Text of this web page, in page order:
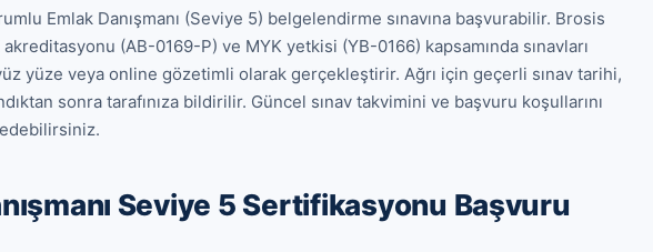
Emlak Danışmanı (Seviye 5) belgelendirme sınavına başvurabilir. Brosis
(AB-0169-P) ve MYK yetkisi (YB-0166) kapsamında sınavları
yüze veya online gözetimli olarak gerçekleştirir. Ağrı için geçerli sınav tarihi,
sonra tarafınıza bildirilir. Güncel sınav takvimini ve başvuru koşullarını
Seviye 5 Sertifikasyonu Başvuru